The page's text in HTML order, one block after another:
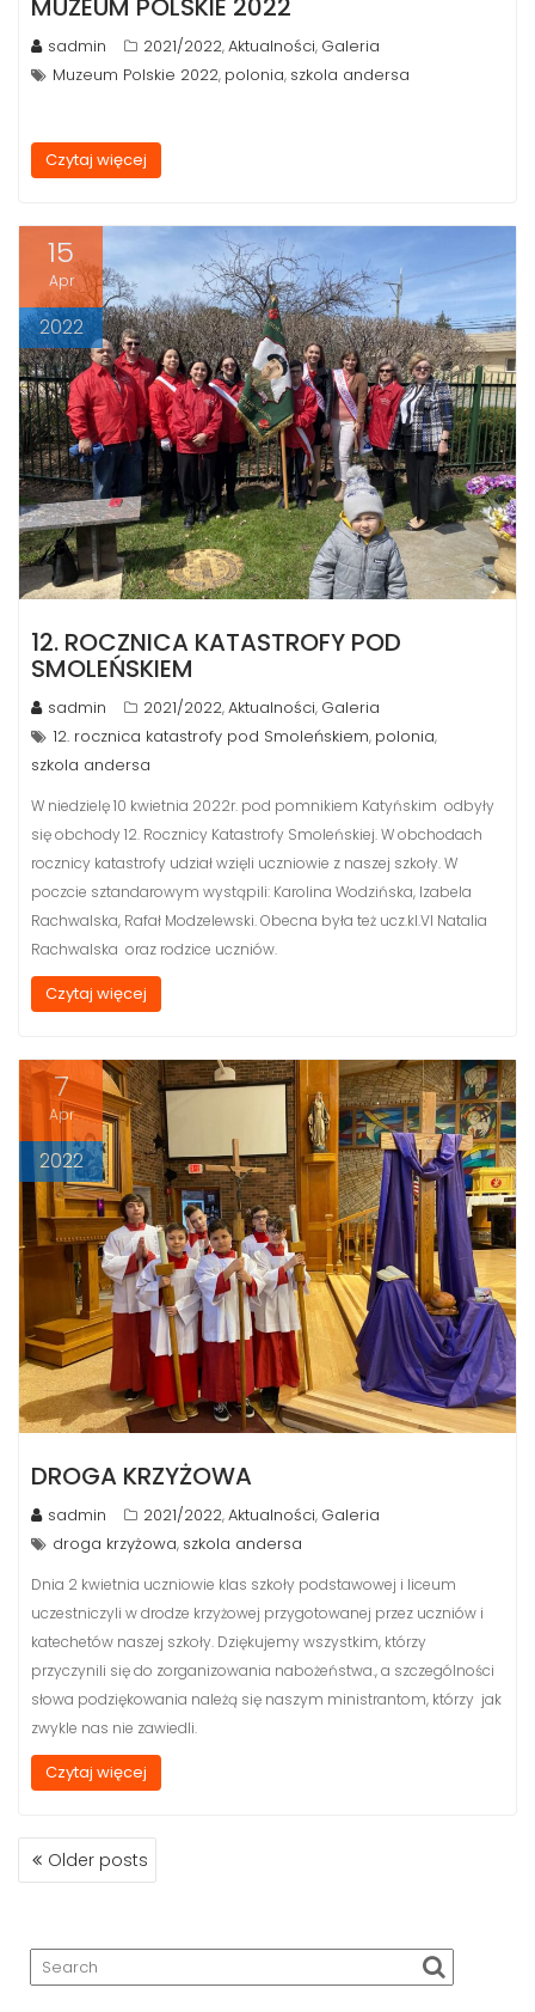
MUZEUM POLSKIE 2022
sadmin 2021/2022,Aktualności, Galeria
Muzeum Polskie 2022, polonia, szkola andersa
Czytaj więcej
15
Apr
2022
12. ROCZNICA KATASTROFY POD
SMOLEŃSKIEM
sadmin 2021/2022,Aktualności, Galeria
12. rocznica katastrofy pod Smoleńskiem, polonia,
szkola andersa
W niedzielę 10 kwietnia 2022r. pod pomnikiem Katyńskim odbyły
się obchody 12. Rocznicy Katastrofy Smoleńskiej. W obchodach
rocznicy katastrofy udział wzięli uczniowie z naszej szkoły. W
poczcie sztandarowym wystąpili: Karolina Wodzińska, Izabela
Rachwalska, Rafał Modzelewski. Obecna była też ucz.kl.VI Natalia
Rachwalska oraz rodzice uczniów.
Czytaj więcej
7
Apr
2022
DROGA KRZYŻOWA
sadmin 2021/2022,Aktualności, Galeria
droga krzyżowa, szkola andersa
Dnia 2 kwietnia uczniowie klas szkoły podstawowej i liceum
uczestniczyli w drodze krzyżowej przygotowanej przez uczniów i
katechetów naszej szkoły. Dziękujemy wszystkim, którzy
przyczynili się do zorganizowania nabożeństwa., a szczególności
słowa podziękowania należą się naszym ministrantom, którzy jak
zwykle nas nie zawiedli.
Czytaj więcej
P
T
S
Older posts